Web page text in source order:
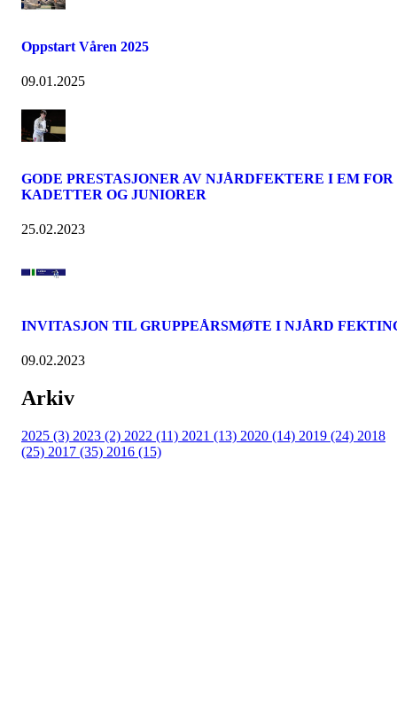
Oppstart Våren 2025
09.01.2025
GODE PRESTASJONER AV NJÅRDFEKTERE I EM FOR
KADETTER OG JUNIORER
25.02.2023
INVITASJON TIL GRUPPEÅRSMØTE I NJÅRD
09.02.2023
Arkiv
2025 (3) 2023 (2) 2022 (11) 2021 (13) 2020 (14) 2019 (24) 2018
(25) 2017 (35) 2016 (15)